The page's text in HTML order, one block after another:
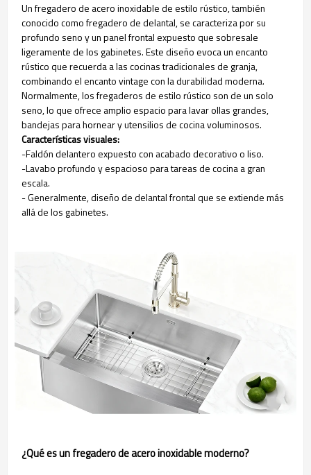
Un fregadero de acero inoxidable de estilo rústico, también
conocido como fregadero de delantal, se caracteriza por su
profundo seno y un panel frontal expuesto que sobresale
ligeramente de los gabinetes. Este diseño evoca un encanto
rústico que recuerda a las cocinas tradicionales de granja,
combinando el encanto vintage con la durabilidad moderna.
Normalmente, los fregaderos de estilo rústico son de un solo
seno, lo que ofrece amplio espacio para lavar ollas grandes,
bandejas para hornear y utensilios de cocina voluminosos.
Características visuales:
-Faldón delantero expuesto con acabado decorativo o liso.
-Lavabo profundo y espacioso para tareas de cocina a gran
escala.
- Generalmente, diseño de delantal frontal que se extiende más
allá de los gabinetes.
¿Qué es un fregadero de acero inoxidable moderno?